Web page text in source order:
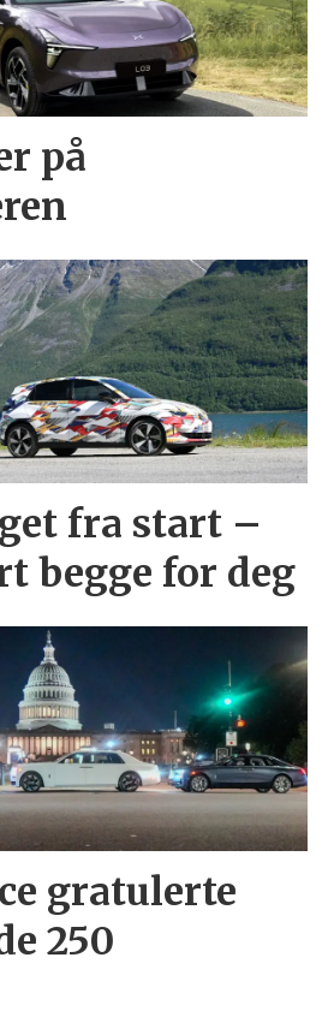
på
fra start –
begge for deg
gratulerte
250